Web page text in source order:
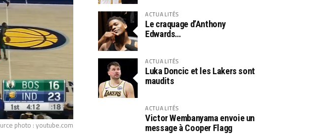
photo : youtube.com
ACTUALITÉS
Le craquage d’Anthony
Edwards…
ACTUALITÉS
Luka Doncic et les Lakers sont
maudits
ACTUALITÉS
Victor Wembanyama envoie un
message à Cooper Flagg